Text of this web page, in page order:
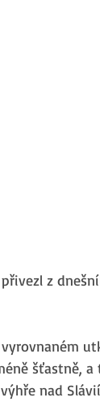
z
šťastně, a
nad